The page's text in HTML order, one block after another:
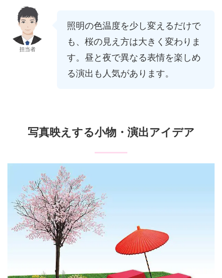
担当者
照明の色温度を少し変えるだけで
も、桜の見え方は大きく変わりま
す。昼と夜で異なる表情を楽しめ
る演出も人気があります。
写真映えする小物・演出アイデア